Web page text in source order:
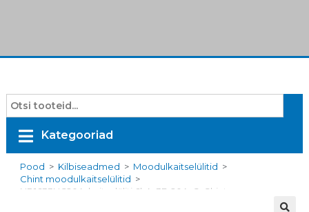
Kategooriad
Pood > Kilbiseadmed > Moodulkaitselülitid >
Chint moodulkaitselülitid >
NB1633NC20A, kaitselüliti 6kA, 3F, 20A, C, Chint